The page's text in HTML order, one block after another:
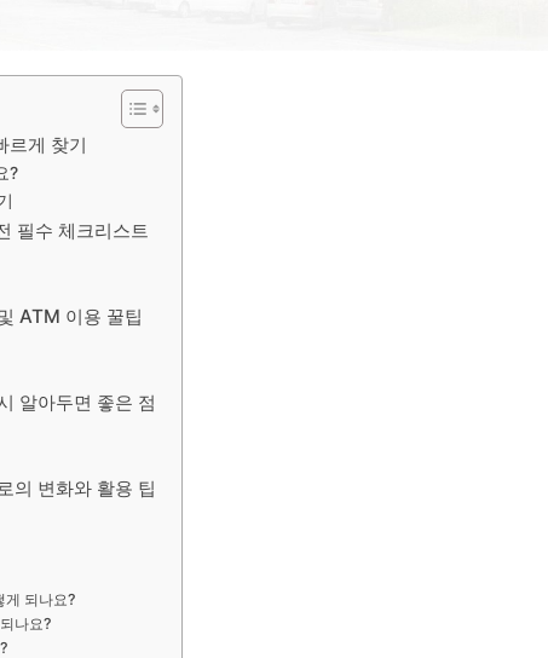
르게 찾기
?
필수 체크리스트
ATM 이용 꿀팁
알아두면 좋은 점
의 변화와 활용 팁
게 되나요?
나요?